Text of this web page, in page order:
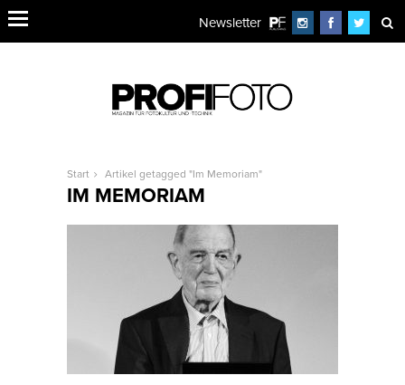
Newsletter
Start Artikel getagged "Im Memoriam"
IM MEMORIAM